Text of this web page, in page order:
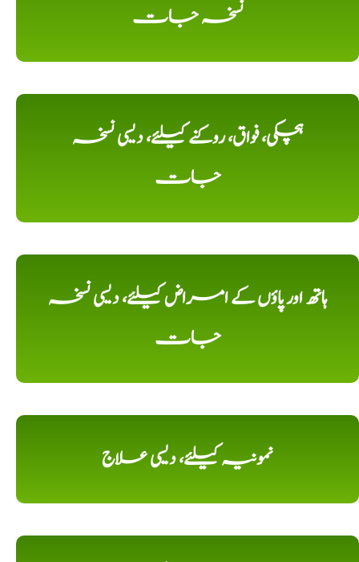
نسخہ جات
ہچکی، فواق، روکنے کیلئے، دیسی نسخہ
جات
ہاتھ اور پاؤں کے امراض کیلئے، دیسی نسخہ
جات
نمونیہ کیلئے، دیسی علاج